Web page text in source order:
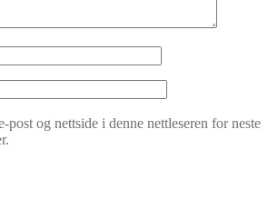
post og nettside i denne nettleseren for neste